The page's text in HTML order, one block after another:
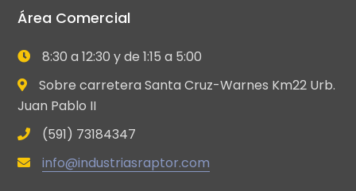
Área Comercial
8:30 a 12:30 y de 1:15 a 5:00
Sobre carretera Santa Cruz-Warnes Km22 Urb.
Juan Pablo II
(591) 73184347
info@industriasraptor.com